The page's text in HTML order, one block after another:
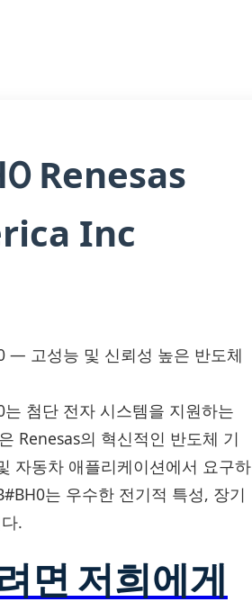
Renesas
Inc
— 고성능 및 신뢰성 높은 반도체
첨단 전자 시스템을 지원하는
Renesas의 혁신적인 반도체 기
자동차 애플리케이션에서 요구하
는 우수한 전기적 특성, 장기
.
면 저희에게